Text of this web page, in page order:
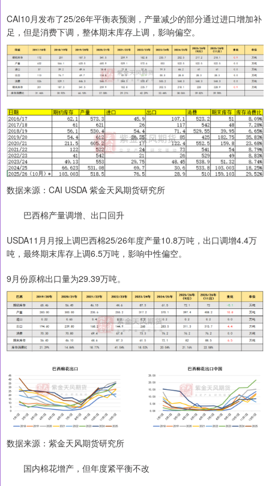
CAI10月发布了25/26年平衡表预测，产量减少的部分通过进口增加补
足，但是消费下调，整体期末库存上调，影响偏空。
数据来源：CAI USDA 紫金天风期货研究所
巴西棉产量调增、出口回升
USDA11月月报上调巴西棉25/26年度产量10.8万吨，出口调增4.4万
吨，最终期末库存上调6.5万吨，影响中性偏空。
9月份原棉出口量为29.39万吨。
数据来源：紫金天风期货研究所
国内棉花增产，但年度紧平衡不改